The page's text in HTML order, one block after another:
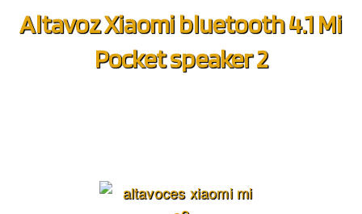
Altavoz Xiaomi bluetooth 4.1 Mi
Pocket speaker 2